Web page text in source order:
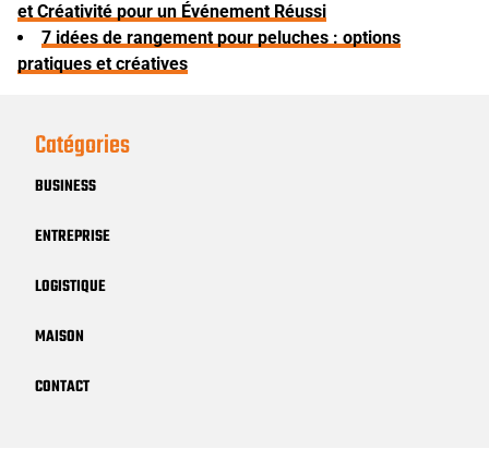
et Créativité pour un Événement Réussi
7 idées de rangement pour peluches : options
pratiques et créatives
Catégories
BUSINESS
ENTREPRISE
LOGISTIQUE
MAISON
CONTACT